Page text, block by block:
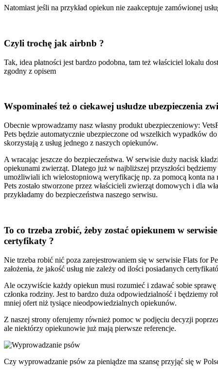
Natomiast jeśli na przykład opiekun nie zaakceptuje zamówionej
Czyli trochę jak airbnb ?
Tak, idea płatności jest bardzo podobna, tam też właściciel lokalu
zgodny z opisem
Wspominałeś też o ciekawej usłudze ubezpieczenia
Obecnie wprowadzamy nasz własny produkt ubezpieczeniowy:
Pets będzie automatycznie ubezpieczone od wszelkich wypadków
skorzystają z usług jednego z naszych opiekunów.
A wracając jeszcze do bezpieczeństwa. W serwisie duży nacisk
opiekunami zwierząt. Dlatego już w najbliższej przyszłości
umożliwiali ich wielostopniową weryfikację np. za pomocą konta na
Pets zostało stworzone przez właścicieli zwierząt domowych i dla
przykładamy do bezpieczeństwa naszego serwisu.
To co trzeba zrobić, żeby zostać opiekunem w
certyfikaty ?
Nie trzeba robić nić poza zarejestrowaniem się w serwisie Flats for
założenia, że jakość usług nie zależy od ilości posiadanych
Ale oczywiście każdy opiekun musi rozumieć i zdawać sobie
członka rodziny. Jest to bardzo duża odpowiedzialność i
mniej ofert niż tysiące nieodpowiedzialnych opiekunów.
Z naszej strony oferujemy również pomoc w podjęciu decyzji
ale niektórzy opiekunowie już mają pierwsze referencje.
Czy wyprowadzanie psów za pieniądze ma szansę przyjąć się w